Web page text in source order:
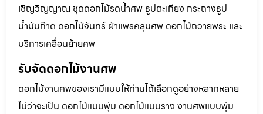
เชิญวิญญาณ ชุดดอกไม้รดน้ำศพ ธูปตะเกียง กระถางธูป
น้ำมันก๊าด ดอกไม้จันทร์ ผ้าแพรคลุมศพ ดอกไม้ถวายพระ และ
บริการเคลื่อนย้ายศพ
รับจัดดอกไม้งานศพ
ดอกไม้งานศพของเรามีแบบให้ท่านได้เลือกดูอย่างหลากหลาย
ไม่ว่าจะเป็น ดอกไม้แบบพุ่ม ดอกไม้แบบราง งานศพแบบพุ่ม